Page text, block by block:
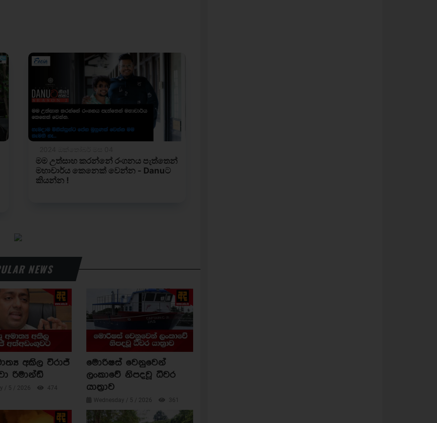
NEWS
අකිල විරාජ්
රිමාන්ඩ්
/ 5 / 2026 474
මොරිෂස් වෙනුවෙන්
ලංකාවේ නිපදවූ ධීවර
යාත්‍රාව
Wednesday / 5 / 2026 361